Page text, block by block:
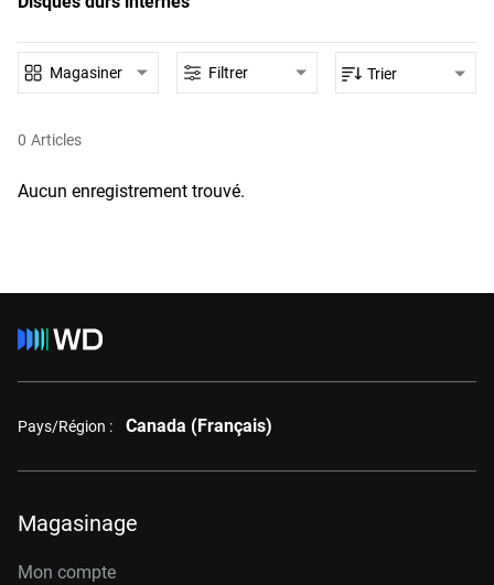
0 Articles
Magasiner Filtrer Trier
Aucun enregistrement trouvé.
Pays/Région : Canada (Français)
Magasinage
Mon compte